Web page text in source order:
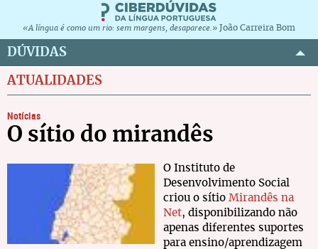
«A língua é como um rio: sem margens, desaparece.» João Carreira Bom
DÚVIDAS
ATUALIDADES
Notícias
O sítio do mirandês
O Instituto de
Desenvolvimento Social
criou o sítio Mirandês na
Net, disponibilizando não
apenas diferentes suportes
para ensino/aprendizagem